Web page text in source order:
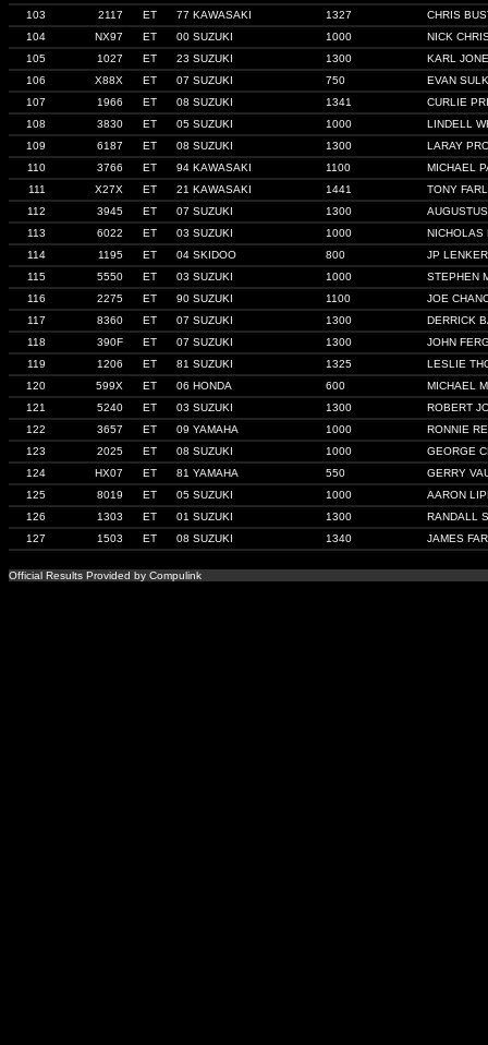
103
2117 ET 77 KAWASAKI 1327
CHRIS
104
NX97 ET 00 SUZUKI 1000
NICK
105
1027 ET 23 SUZUKI 1300
KARL
106
X88X ET 07 SUZUKI 750
EVAN
107
1966 ET 08 SUZUKI 1341
CURLIE
108
3830 ET 05 SUZUKI 1000
LINDELL
109
6187 ET 08 SUZUKI 1300
LARAY
110
3766 ET 94 KAWASAKI 1100
MICHAEL
111
X27X ET 21 KAWASAKI 1441
TONY
112
3945 ET 07 SUZUKI 1300
113
6022 ET 03 SUZUKI 1000
NICHOLAS
114
1195 ET 04 SKIDOO 800
JP LENKER
115
5550 ET 03 SUZUKI 1000
STEPHEN
116
2275 ET 90 SUZUKI 1100
JOE
117
8360 ET 07 SUZUKI 1300
DERRICK
118
390F ET 07 SUZUKI 1300
JOHN
119
1206 ET 81 SUZUKI 1325
LESLIE
120
599X ET 06 HONDA 600
MICHAEL
121
5240 ET 03 SUZUKI 1300
ROBERT
122
3657 ET 09 YAMAHA 1000
RONNIE
123
2025 ET 08 SUZUKI 1000
GEORGE
124
HX07 ET 81 YAMAHA 550
GERRY
125
8019 ET 05 SUZUKI 1000
AARON
126
1303 ET 01 SUZUKI 1300
RANDALL
127
1503 ET 08 SUZUKI 1340 JAMES
Official Results Provided by Compulink